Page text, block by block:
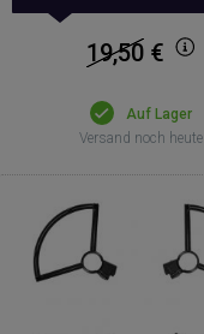
19,50€
Auf Lager
Versand noch heute